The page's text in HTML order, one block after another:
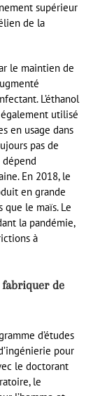
supérieur
de la
le maintien de
L’éthanol
utilisé
en usage dans
pas de
En 2018, le
en grande
le maïs. Le
la pandémie,
à
de
d’études
pour
le doctorant
le